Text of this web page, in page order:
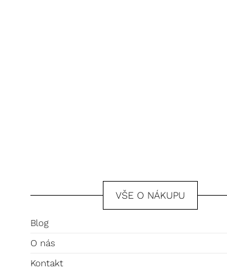
VŠE O NÁKUPU
Blog
O nás
Kontakt